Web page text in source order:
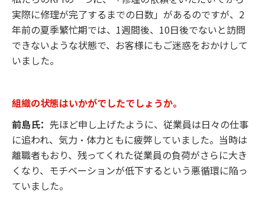
実際に修理が完了するまでの日数」があるのですが、2
年前の夏季繁忙期では、1週間後、10日後でないと訪問
できないような状態で、お客様にもご迷惑をおかけして
いました。
組織の状態はいかがでしたでしょうか。
前島氏： 先ほど申し上げたように、従業員は日々の仕事
に追われ、気力・体力ともに疲弊していました。当時は
離職者もおり、残ってくれた従業員の負荷がさらに大き
くなり、モチベーションが低下するという悪循環に陥っ
ていました。